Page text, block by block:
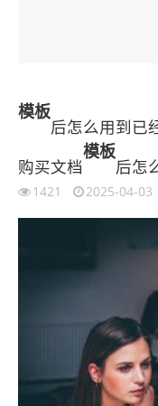
模板
后怎么用到已
购买文档
模板
后怎
1421 2025-04-03